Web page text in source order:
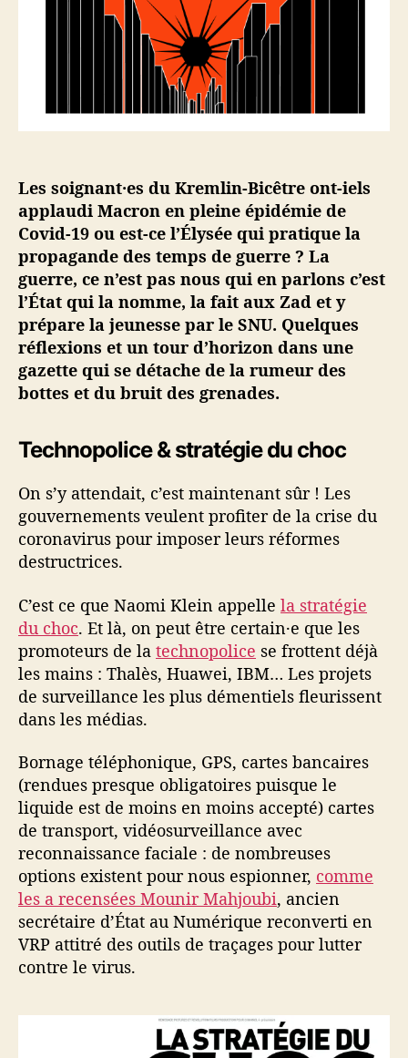
c
l
e
e
c
o
i
n
é
·
s
#
7
–
G
u
r
,
c
c
d
e
e
t
p
a
g
a
n
d
e
Les soignant·es du Kremlin-Bicêtre ont-iels
applaudi Macron en pleine épidémie de
Covid-19 ou est-ce l’Élysée qui pratique la
propagande des temps de guerre ? La
guerre, ce n’est pas nous qui en parlons c’est
l’État qui la nomme, la fait aux Zad et y
prépare la jeunesse par le SNU. Quelques
réflexions et un tour d’horizon dans une
gazette qui se détache de la rumeur des
bottes et du bruit des grenades.
Technopolice & stratégie du choc
On s’y attendait, c’est maintenant sûr ! Les
gouvernements veulent profiter de la crise du
coronavirus pour imposer leurs réformes
destructrices.
C’est ce que Naomi Klein appelle la stratégie
du choc. Et là, on peut être certain·e que les
promoteurs de la technopolice se frottent déjà
les mains : Thalès, Huawei, IBM… Les projets
de surveillance les plus démentiels fleurissent
dans les médias.
Bornage téléphonique, GPS, cartes bancaires
(rendues presque obligatoires puisque le
liquide est de moins en moins accepté) cartes
de transport, vidéosurveillance avec
reconnaissance faciale : de nombreuses
options existent pour nous espionner, comme
les a recensées Mounir Mahjoubi, ancien
secrétaire d’État au Numérique reconverti en
VRP attitré des outils de traçages pour lutter
contre le virus.